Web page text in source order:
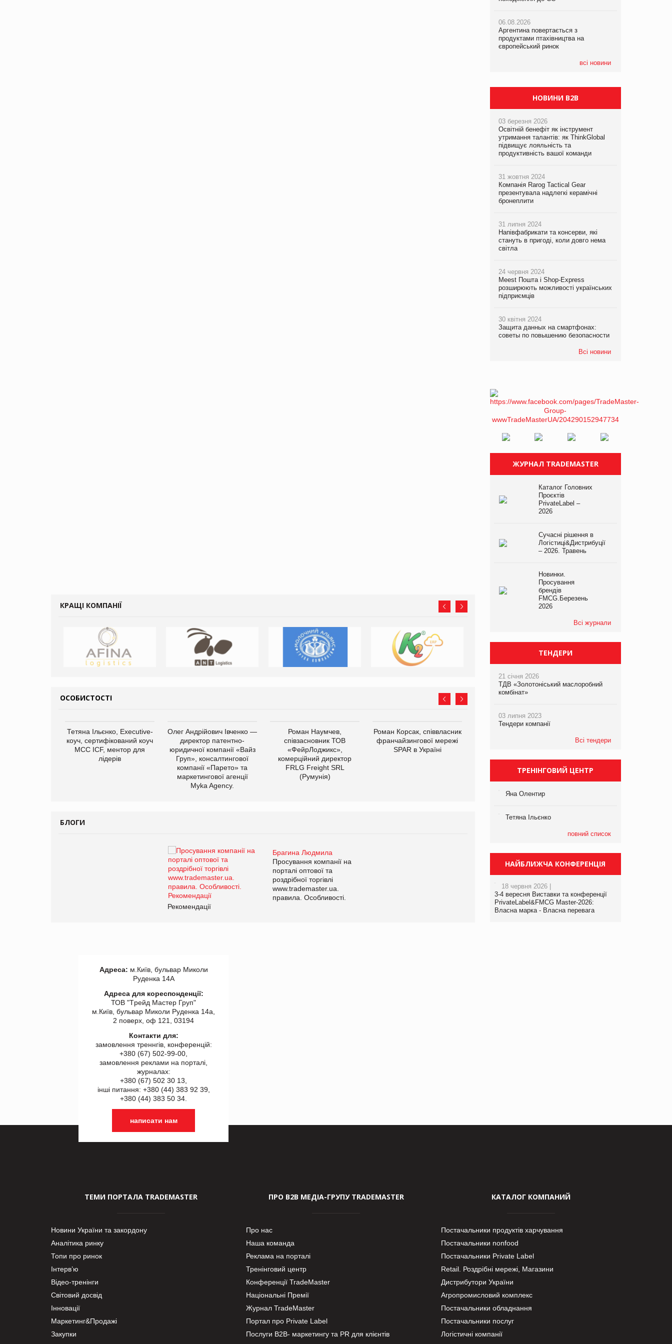
КРАЩІ КОМПАНІЇ
ОСОБИСТОСТІ
Тетяна Ільєнко, Executive-
коуч, сертифікований коуч
МСС ICF, ментор для
лідерів
Олег Андрійович Івченко —
директор патентно-
юридичної компанії «Вайз
Груп», консалтингової
компанії «Парето» та
маркетингової агенції
Myka Agency.
Роман Наумчев,
співзасновник ТОВ
«ФейрЛоджикс»,
комерційний директор
FRLG Freight SRL
(Румунія)
Роман Корсак, співвласник
франчайзингової мережі
SPAR в Україні
виробництва
компанії «УкраМарин»
БЛОГИ
Брагина Людмила
Просування компанії на
порталі оптової та
роздрібної торгівлі
www.trademaster.ua.
правила. Особливості.
Рекомендації
Брагина Людмила
Просування компанії на
www.trademaster.ua.
правила. Особливості.
06.08.2026
Аргентина повертається з
продуктами птахівництва на
європейський ринок
всі новини
05.08.2026
Смачне поповнення дитячого меню:
у VARUS з’явилися новинки від ТМ
ТОКЕРИ
хлібобулочні вироби на
PrivateLabel&FMCG Master 2026
06.08.2026
Аргентина повертається з
продуктами птахівництва на
європейський ринок
НОВИНИ B2B
03 березня 2026
Освітній бенефіт як інструмент
утримання талантів: як ThinkGlobal
підвищує лояльність та
продуктивність вашої команди
31 жовтня 2024
Компанія Rarog Tactical Gear
презентувала надлегкі керамічні
бронеплити
31 липня 2024
Напівфабрикати та консерви, які
стануть в пригоді, коли довго нема
світла
24 червня 2024
Meest Пошта і Shop-Express
розширюють можливості українських
підприємців
30 квітня 2024
Защита данных на смартфонах:
советы по повышению безопасности
Всі новини
ЖУРНАЛ TRADEMASTER
Каталог Головних
Проєктів
PrivateLabel –
2026
Сучасні рішення в
Логістиці&Дистрибуції
– 2026. Травень
Новинки.
Просування
брендів
FMCG.Березень
2026
Всі журнали
ТЕНДЕРИ
21 січня 2026
ТДВ «Золотоніський маслоробний
комбінат»
03 липня 2023
Тендери компанії
Всі тендери
ТРЕНІНГОВИЙ ЦЕНТР
Яна Олентир
Тетяна Ільєнко
повний список
НАЙБЛИЖЧА КОНФЕРЕНЦІЯ
18 червня 2026 |
3-4 вересня Виставки та конференції
PrivateLabel&FMCG Master-2026:
Власна марка - Власна перевага
Адреса: м.Київ, бульвар Миколи
Руденка 14А
Адреса для кореспонденції:
ТОВ "Tрейд Мастер Груп"
м.Київ, бульвар Миколи Руденка 14а,
2 поверх, оф 121, 03194
Контакти для:
замовлення треннгів, конференцій:
+380 (67) 502-99-00,
замовлення реклами на порталі,
журналах:
+380 (67) 502 30 13,
інші питання: +380 (44) 383 92 39,
+380 (44) 383 50 34.
написати нам
ТЕМИ ПОРТАЛА TRADEMASTER
Новини України та закордону
Аналітика ринку
Топи про ринок
Інтерв’ю
Відео-тренінги
Світовий досвід
Інновації
Маркетинг&Продажі
Закупки
ПРО В2В МЕДІА-ГРУПУ TRADEMASTER
Про нас
Наша команда
Реклама на порталі
Тренінговий центр
Конференції TradeMaster
Національні Премії
Журнал TradeMaster
Портал про Private Label
Послуги В2В- маркетингу та PR для клієнтів
КАТАЛОГ КОМПАНИЙ
Постачальники продуктів харчування
Постачальники nonfood
Постачальники Private Label
Retail. Роздрібні мережі, Магазини
Дистрибутори України
Агропромисловий комплекс
Постачальники обладнання
Постачальники послуг
Логістичні компанії